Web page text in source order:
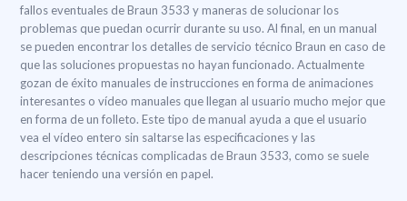
fallos eventuales de Braun 3533 y maneras de solucionar los
problemas que puedan ocurrir durante su uso. Al final, en un manual
se pueden encontrar los detalles de servicio técnico Braun en caso de
que las soluciones propuestas no hayan funcionado. Actualmente
gozan de éxito manuales de instrucciones en forma de animaciones
interesantes o vídeo manuales que llegan al usuario mucho mejor que
en forma de un folleto. Este tipo de manual ayuda a que el usuario
vea el vídeo entero sin saltarse las especificaciones y las
descripciones técnicas complicadas de Braun 3533, como se suele
hacer teniendo una versión en papel.